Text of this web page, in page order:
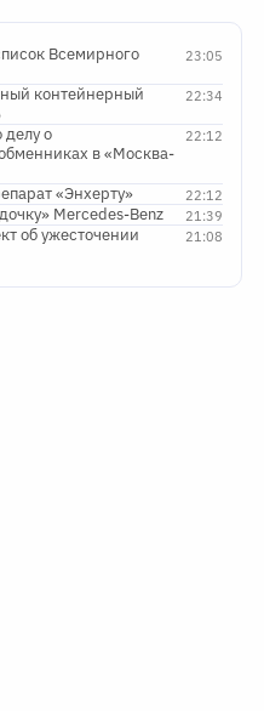
23:05
Всемирного
22:34
контейнерный
22:12
о
в «Москва-
22:12
«Энхерту»
21:39
Mercedes-Benz
21:08
об ужесточении